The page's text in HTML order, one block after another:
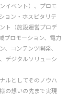
イベント）、プロモ
ョン・ホスピタリテ
ト（施設運営プロデ
プロモーション、電力
コンテンツ開発、
デジタルソリューシ
ルとしてそのノウハ
の想いの先まで実現